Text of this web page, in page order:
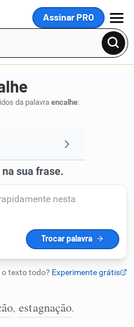
Assinar PRO
MENU
da palavra encalhe:
, estagnação.